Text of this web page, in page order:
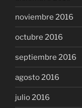
noviembre 2016
octubre 2016
septiembre 2016
agosto 2016
julio 2016